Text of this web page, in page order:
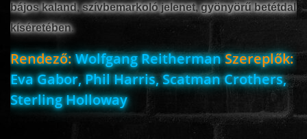
bájos kaland, szívbemarkoló jelenet, gyönyörű betétdal
kíséretében.
Rendező:Wolfgang ReithermanSzereplők:
Eva Gabor, Phil Harris, Scatman Crothers,
Sterling Holloway